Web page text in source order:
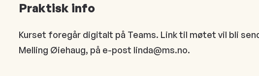
Praktisk info
Kurset foregår digitalt på Teams. Link til møtet vil bli
Melling Øiehaug, på e-post linda@ms.no.